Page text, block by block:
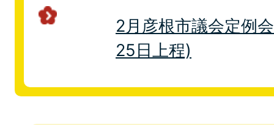
2月彦根市議会定例
25日上程)